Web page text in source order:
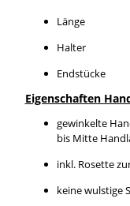
Länge
Halter
Endstücke
Eigenschaften
gewinkelte
bis Mitte
inkl. Rosette
keine wulstige